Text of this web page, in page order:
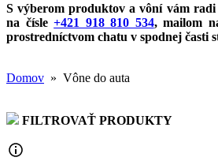
S výberom produktov a vôní vám
na čísle+421 918 810 534, mailom
prostredníctvom chatu v spodnej časti
Domov » Vône do auta
FILTROVAŤ PRODUKTY